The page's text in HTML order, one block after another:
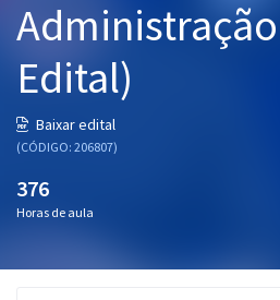
Mentorias
Questões grátis
Blog
Aprovados
Edital)
Baixar edital
(CÓDIGO: 206807)
376
Horas de aula